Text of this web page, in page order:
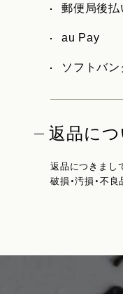
郵便局後払
au Pay
ソフトバン
返品につ
返品につきまし
破損・汚損・不